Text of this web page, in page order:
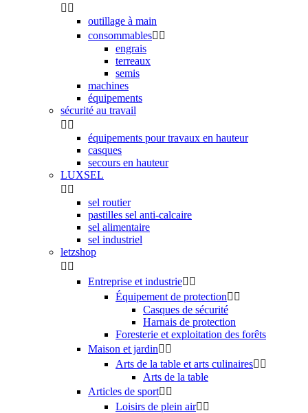
 
outillage à main
consommables 
engrais
terreaux
semis
machines
équipements
sécurité au travail
 
équipements pour travaux en hauteur
casques
secours en hauteur
LUXSEL
 
sel routier
pastilles sel anti-calcaire
sel alimentaire
sel industriel
letzshop
 
Entreprise et industrie 
Équipement de protection 
Casques de sécurité
Harnais de protection
Foresterie et exploitation des forêts
Maison et jardin 
Arts de la table et arts culinaires 
Arts de la table
Articles de sport 
Loisirs de plein air 